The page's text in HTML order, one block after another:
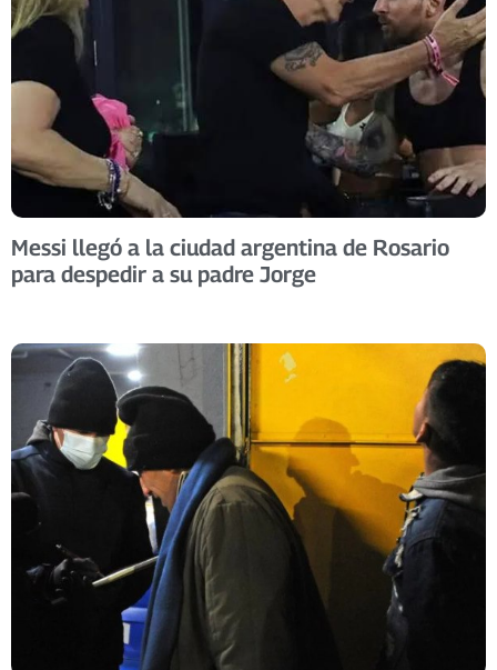
Messi llegó a la ciudad argentina de Rosario
para despedir a su padre Jorge